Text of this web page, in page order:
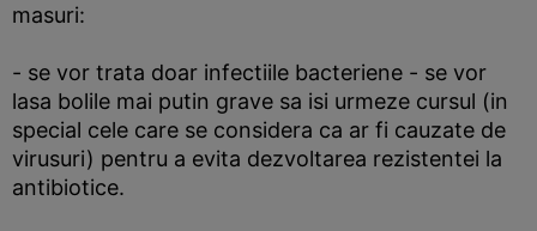
masuri:
- se vor trata doar infectiile bacteriene - se vor
lasa bolile mai putin grave sa isi urmeze cursul (in
special cele care se considera ca ar fi cauzate de
virusuri) pentru a evita dezvoltarea rezistentei la
antibiotice.